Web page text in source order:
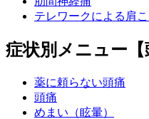
テレワークによる肩こ
症状別メニュー【
薬に頼らない頭痛
頭痛
めまい（眩暈）